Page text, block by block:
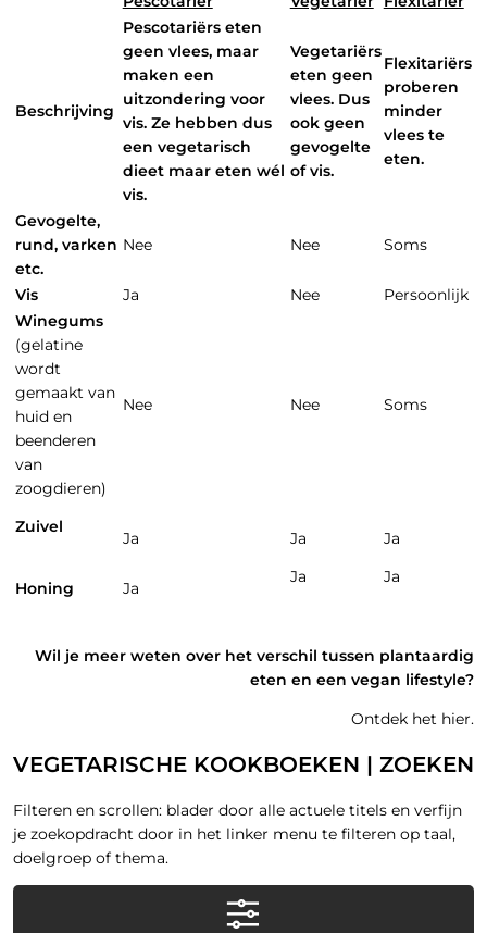
Beschrijving
Pescotariërs eten
geen vlees, maar
maken een
uitzondering voor
vis. Ze hebben dus
een vegetarisch
dieet maar eten wél
vis.
Vegetariërs
eten geen
vlees. Dus
ook geen
gevogelte
of vis.
Flexitariërs
proberen
minder
vlees te
eten.
Gevogelte,
rund, varken
etc.
Nee Nee Soms
Vis Ja Nee
Persoonlijk
Winegums
(gelatine
wordt
gemaakt van
huid en
beenderen
van
zoogdieren)
Nee Nee Soms
Zuivel
Ja Ja Ja
Honing Ja
Ja Ja
Wil je meer weten over het verschil tussen plantaardig
eten en een vegan lifestyle?
Ontdek het hier.
VEGETARISCHE KOOKBOEKEN | ZOEKEN
Filteren en scrollen: blader door alle actuele titels en verfijn
je zoekopdracht door in het linker menu te filteren op taal,
doelgroep of thema.